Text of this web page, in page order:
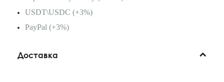
USDT\USDC (+3%)
PayPal (+3%)
Доставка